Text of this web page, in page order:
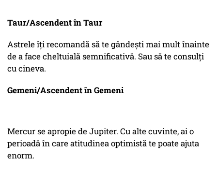
Taur/Ascendent în Taur
Astrele îți recomandă să te gândești mai mult înainte
de a face cheltuială semnificativă. Sau să te consulți
cu cineva.
Gemeni/Ascendent în Gemeni
Mercur se apropie de Jupiter. Cu alte cuvinte, ai o
perioadă în care atitudinea optimistă te poate ajuta
enorm.